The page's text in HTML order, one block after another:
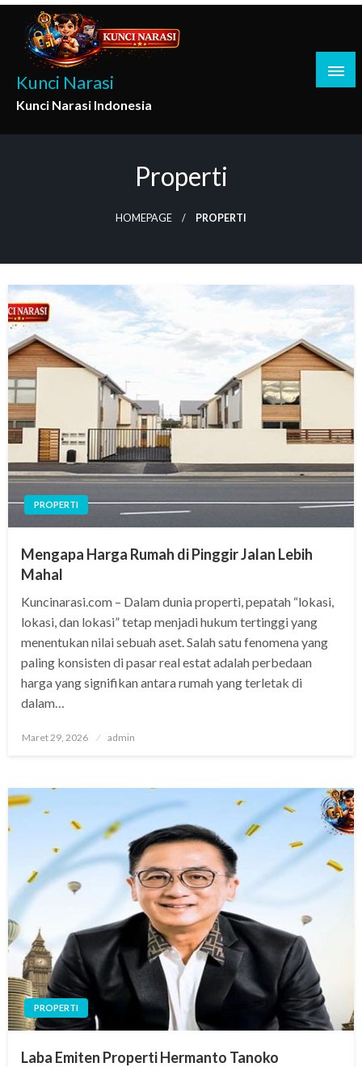
Skip
content
Kunci Narasi
Kunci Narasi Indonesia
Properti
HOMEPAGE PROPERTI
PROPERTI
Mengapa Harga Rumah di Pinggir Jalan Lebih
Mahal
Kuncinarasi.com – Dalam dunia properti, pepatah “lokasi,
lokasi, dan lokasi” tetap menjadi hukum tertinggi yang
menentukan nilai sebuah aset. Salah satu fenomena yang
paling konsisten di pasar real estat adalah perbedaan
harga yang signifikan antara rumah yang terletak di
dalam…
Posted
Maret 29, 2026 admin
PROPERTI
Laba Emiten Properti Hermanto Tanoko